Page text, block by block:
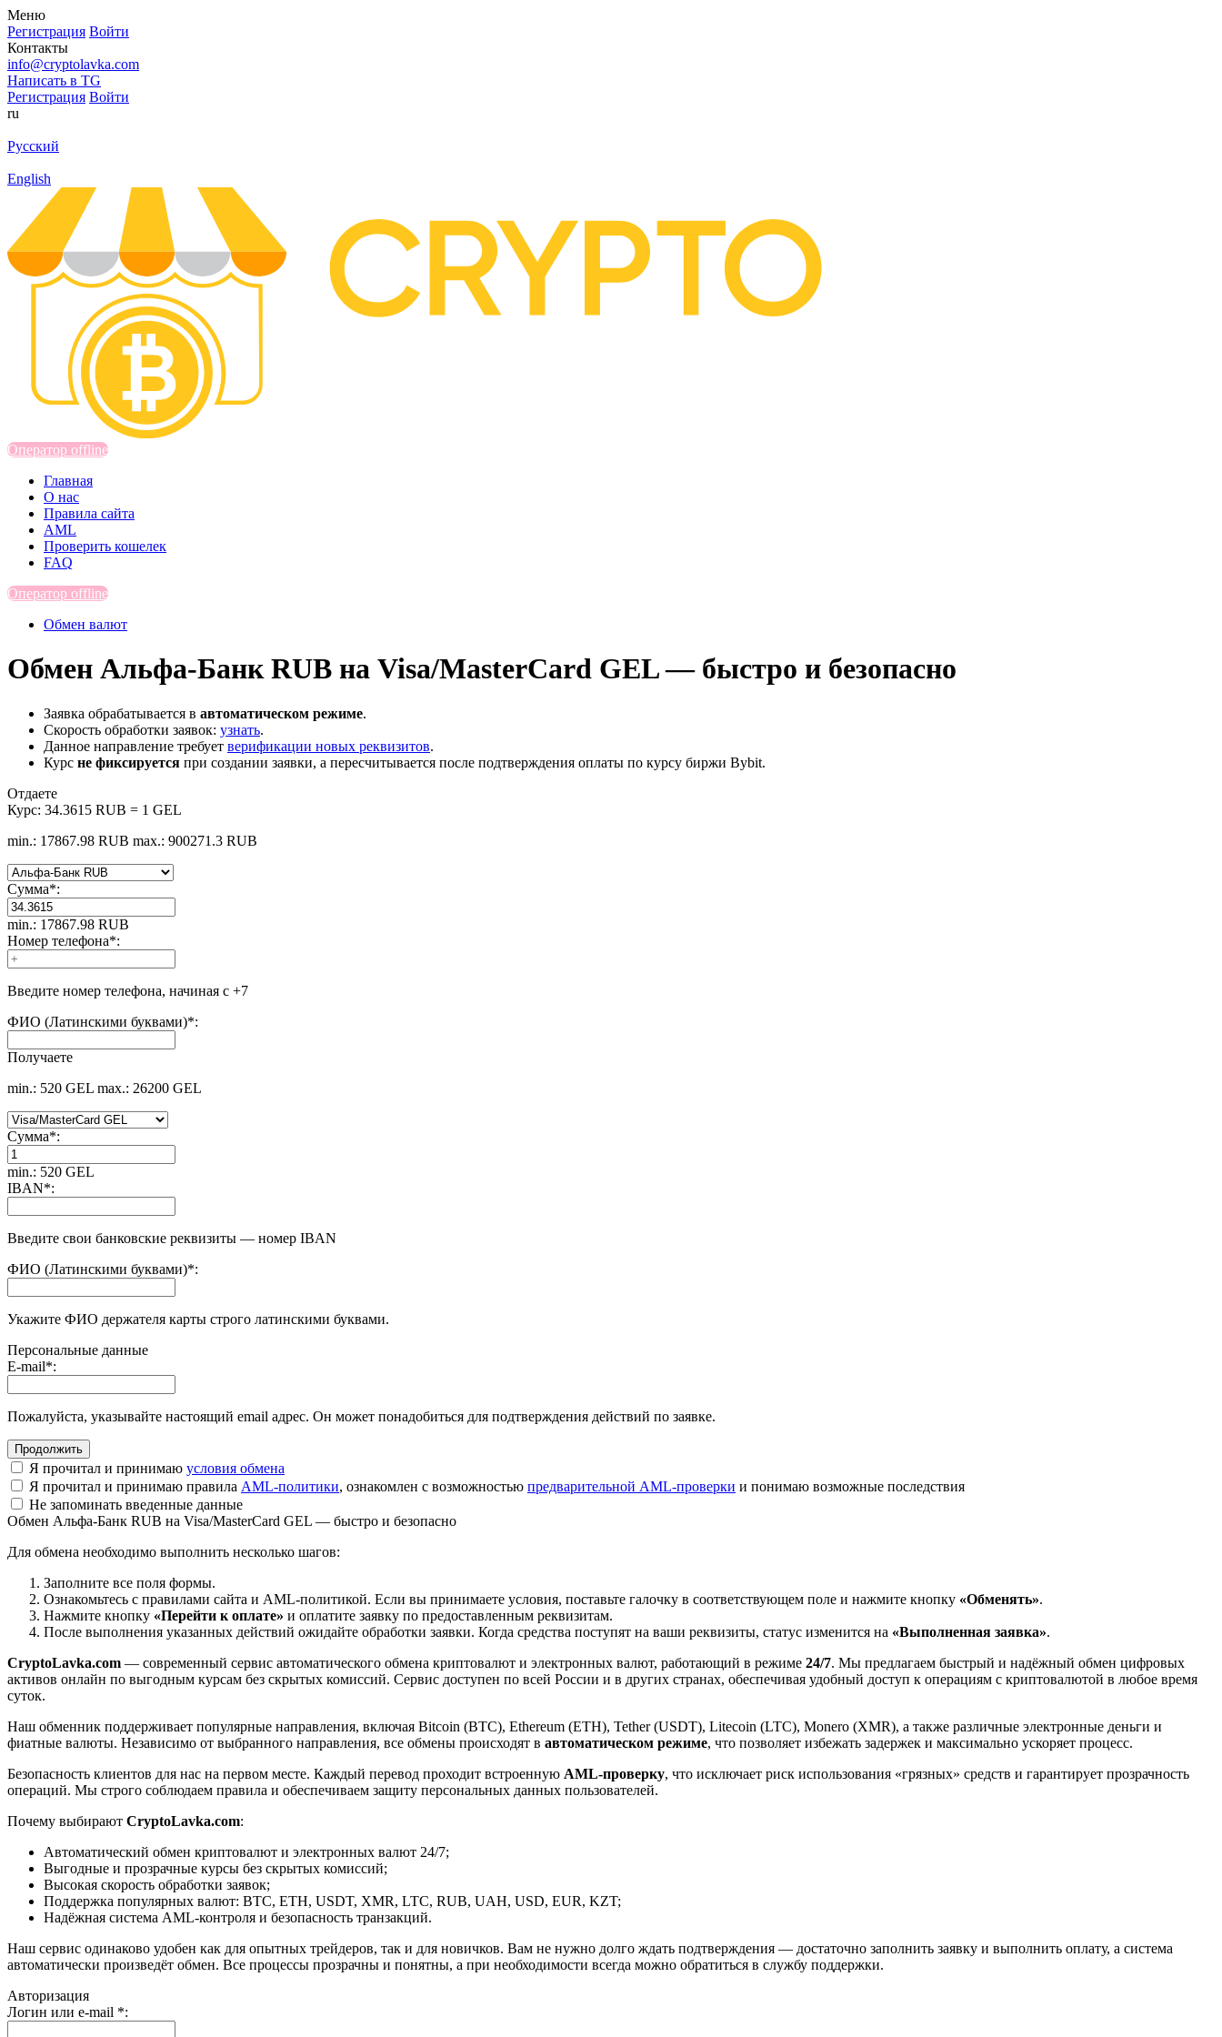
Меню
Регистрация Войти
Контакты
info@cryptolavka.com
Написать в TG
Регистрация Войти
ru
Русский
English
Оператор offline
Главная
О нас
Правила сайта
AML
Проверить кошелек
FAQ
Оператор offline
Обмен валют
Обмен Альфа-Банк RUB на Visa/MasterCard GEL — быстро и безопасно
Заявка обрабатывается в автоматическом режиме.
Скорость обработки заявок: узнать.
Данное направление требует верификации новых реквизитов.
Курс не фиксируется при создании заявки, а пересчитывается после подтверждения оплаты по курсу биржи Bybit.
Отдаете
Курс: 34.3615 RUB = 1 GEL
min.: 17867.98 RUB max.: 900271.3 RUB
Сумма*:
min.: 17867.98 RUB
Номер телефона*:
Введите номер телефона, начиная с +7
ФИО (Латинскими буквами)*:
Получаете
min.: 520 GEL max.: 26200 GEL
Сумма*:
min.: 520 GEL
IBAN*:
Введите свои банковские реквизиты — номер IBAN
ФИО (Латинскими буквами)*:
Укажите ФИО держателя карты строго латинскими буквами.
Персональные данные
E-mail*:
Пожалуйста, указывайте настоящий email адрес. Он может понадобиться для подтверждения действий по заявке.
Я прочитал и принимаю условия обмена
Я прочитал и принимаю правила AML-политики, ознакомлен с возможностью предварительной AML-проверки и понимаю возможные последствия
Не запоминать введенные данные
Обмен Альфа-Банк RUB на Visa/MasterCard GEL — быстро и безопасно
Для обмена необходимо выполнить несколько шагов:
Заполните все поля формы.
Ознакомьтесь с правилами сайта и AML-политикой. Если вы принимаете условия, поставьте галочку в соответствующем поле и нажмите кнопку «Обменять».
Нажмите кнопку «Перейти к оплате» и оплатите заявку по предоставленным реквизитам.
После выполнения указанных действий ожидайте обработки заявки. Когда средства поступят на ваши реквизиты, статус изменится на «Выполненная заявка».
CryptoLavka.com — современный сервис автоматического обмена криптовалют и электронных валют, работающий в режиме 24/7. Мы предлагаем быстрый и надёжный обмен цифровых
активов онлайн по выгодным курсам без скрытых комиссий. Сервис доступен по всей России и в других странах, обеспечивая удобный доступ к операциям с криптовалютой в любое время
суток.
Наш обменник поддерживает популярные направления, включая Bitcoin (BTC), Ethereum (ETH), Tether (USDT), Litecoin (LTC), Monero (XMR), а также различные электронные деньги и
фиатные валюты. Независимо от выбранного направления, все обмены происходят в автоматическом режиме, что позволяет избежать задержек и максимально ускоряет процесс.
Безопасность клиентов для нас на первом месте. Каждый перевод проходит встроенную AML-проверку, что исключает риск использования «грязных» средств и гарантирует прозрачность
операций. Мы строго соблюдаем правила и обеспечиваем защиту персональных данных пользователей.
Почему выбирают CryptoLavka.com:
Автоматический обмен криптовалют и электронных валют 24/7;
Выгодные и прозрачные курсы без скрытых комиссий;
Высокая скорость обработки заявок;
Поддержка популярных валют: BTC, ETH, USDT, XMR, LTC, RUB, UAH, USD, EUR, KZT;
Надёжная система AML-контроля и безопасность транзакций.
Наш сервис одинаково удобен как для опытных трейдеров, так и для новичков. Вам не нужно долго ждать подтверждения — достаточно заполнить заявку и выполнить оплату, а система
автоматически произведёт обмен. Все процессы прозрачны и понятны, а при необходимости всегда можно обратиться в службу поддержки.
Авторизация
Логин или e-mail *: